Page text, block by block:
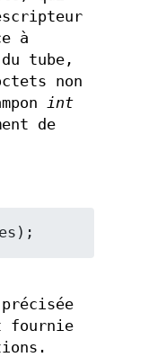
à
tube,
non
int
de
fournie